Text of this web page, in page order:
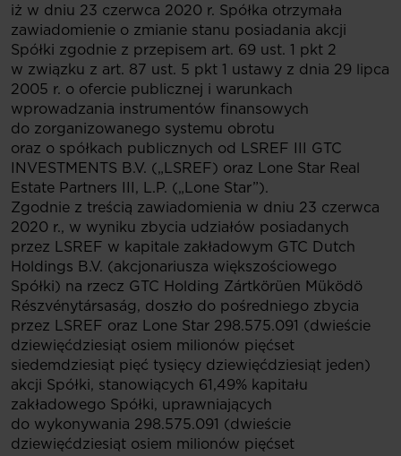
iż w dniu 23 czerwca 2020 r. Spółka otrzymała
zawiadomienie o zmianie stanu posiadania akcji
Spółki zgodnie z przepisem art. 69 ust. 1 pkt 2
w związku z art. 87 ust. 5 pkt 1 ustawy z dnia 29 lipca
2005 r. o ofercie publicznej i warunkach
wprowadzania instrumentów finansowych
do zorganizowanego systemu obrotu
oraz o spółkach publicznych od LSREF III GTC
INVESTMENTS B.V. („LSREF) oraz Lone Star Real
Estate Partners III, L.P. („Lone Star”).
Zgodnie z treścią zawiadomienia w dniu 23 czerwca
2020 r., w wyniku zbycia udziałów posiadanych
przez LSREF w kapitale zakładowym GTC Dutch
Holdings B.V. (akcjonariusza większościowego
Spółki) na rzecz GTC Holding Zártkörüen Müködö
Részvénytársaság, doszło do pośredniego zbycia
przez LSREF oraz Lone Star 298.575.091 (dwieście
dziewięćdziesiąt osiem milionów pięćset
siedemdziesiąt pięć tysięcy dziewięćdziesiąt jeden)
akcji Spółki, stanowiących 61,49% kapitału
zakładowego Spółki, uprawniających
do wykonywania 298.575.091 (dwieście
dziewięćdziesiąt osiem milionów pięćset